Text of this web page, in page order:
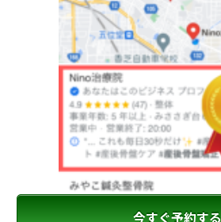
今すぐ予約する